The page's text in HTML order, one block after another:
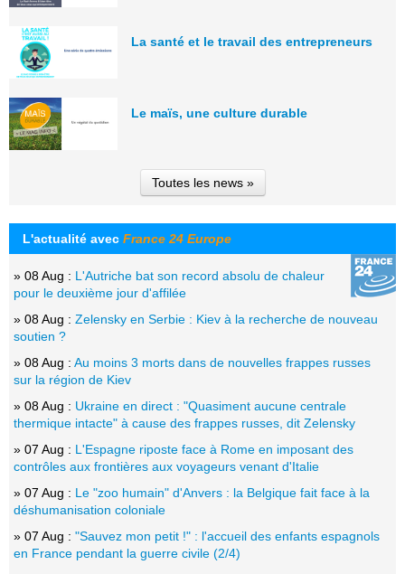
La santé et le travail des entrepreneurs
Le maïs, une culture durable
Toutes les news »
L'actualité avec France 24 Europe
» 08 Aug : L'Autriche bat son record absolu de chaleur
pour le deuxième jour d'affilée
» 08 Aug : Zelensky en Serbie : Kiev à la recherche de nouveau
soutien ?
» 08 Aug : Au moins 3 morts dans de nouvelles frappes russes
sur la région de Kiev
» 08 Aug : Ukraine en direct : "Quasiment aucune centrale
thermique intacte" à cause des frappes russes, dit Zelensky
» 07 Aug : L'Espagne riposte face à Rome en imposant des
contrôles aux frontières aux voyageurs venant d'Italie
» 07 Aug : Le "zoo humain" d'Anvers : la Belgique fait face à la
déshumanisation coloniale
» 07 Aug : "Sauvez mon petit !" : l'accueil des enfants espagnols
en France pendant la guerre civile (2/4)